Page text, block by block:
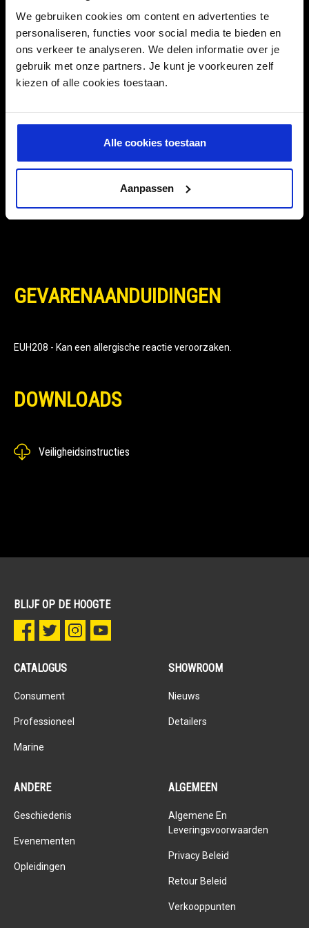
We gebruiken cookies om content en advertenties te
personaliseren, functies voor social media te bieden en
ons verkeer te analyseren. We delen informatie over je
gebruik met onze partners. Je kunt je voorkeuren zelf
kiezen of alle cookies toestaan.
Alle cookies toestaan
Aanpassen
SPECIFICATIES
Intrastat: 34053000
GEVARENAANDUIDINGEN
EUH208 - Kan een allergische reactie veroorzaken.
DOWNLOADS
Veiligheidsinstructies
BLIJF OP DE HOOGTE
CATALOGUS
Consument
Professioneel
Marine
SHOWROOM
Nieuws
Detailers
ANDERE
Geschiedenis
Evenementen
Opleidingen
ALGEMEEN
Algemene En
Leveringsvoorwaarden
Privacy Beleid
Retour Beleid
Verkooppunten